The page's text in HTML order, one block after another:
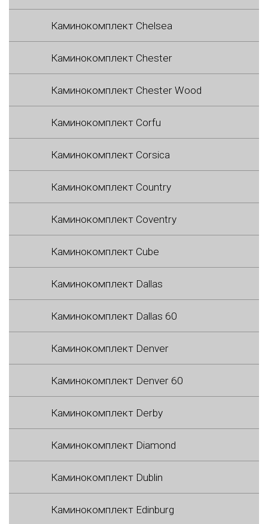
Каминокомплект Chelsea
Каминокомплект Chester
Каминокомплект Chester Wood
Каминокомплект Corfu
Каминокомплект Corsica
Каминокомплект Country
Каминокомплект Coventry
Каминокомплект Cube
Каминокомплект Dallas
Каминокомплект Dallas 60
Каминокомплект Denver
Каминокомплект Denver 60
Каминокомплект Derby
Каминокомплект Diamond
Каминокомплект Dublin
Каминокомплект Edinburg